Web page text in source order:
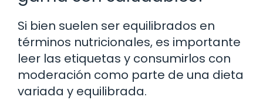
Si bien suelen ser equilibrados en
términos nutricionales, es importante
leer las etiquetas y consumirlos con
moderación como parte de una dieta
variada y equilibrada.